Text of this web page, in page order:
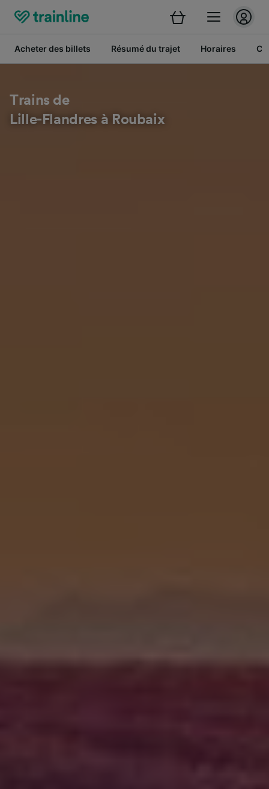
Acheter des billets Résumé du trajet Horaires
Trains de
Lille-Flandres à Roubaix